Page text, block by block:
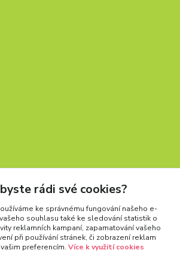
hod.
rádi své cookies?
ke správnému fungování našeho e-
souhlasu také ke sledování statistik o
reklamních kampaní, zapamatování vašeho
při používání stránek, či zobrazení reklam
preferencím. Více k využití cookies